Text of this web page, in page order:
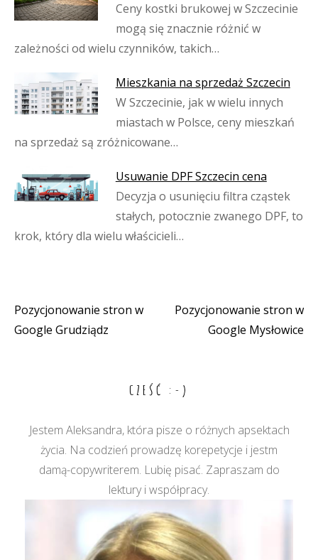
Ceny kostki brukowej w Szczecinie
mogą się znacznie różnić w
zależności od wielu czynników, takich…
Mieszkania na sprzedaż Szczecin
W Szczecinie, jak w wielu innych
miastach w Polsce, ceny mieszkań
na sprzedaż są zróżnicowane…
Usuwanie DPF Szczecin cena
Decyzja o usunięciu filtra cząstek
stałych, potocznie zwanego DPF, to
krok, który dla wielu właścicieli…
Nawigacja
Pozycjonowanie stron w
Google Grudziądz
Pozycjonowanie stron w
Google Mysłowice
CZEŚĆ :-)
Jestem Aleksandra, która pisze o różnych apsektach
życia. Na codzień prowadzę korepetycje i jestm
damą-copywriterem. Lubię pisać. Zapraszam do
lektury i współpracy.